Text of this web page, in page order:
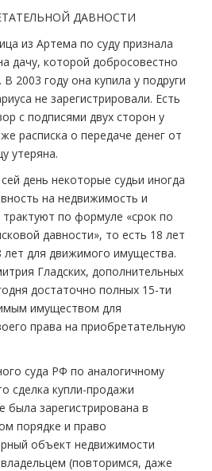
ДАВНОСТИ
из Артема по суду признала
дачу, которой добросовестно
2003 году она купила у подруги
не зарегистрировали. Есть
с подписями двух сторон у
расписка о передаче денег от
утеряна.
день некоторые судьи иногда
на недвижимость и
по формуле «срок по
давности», то есть 18 лет
для движимого имущества.
Гладских, дополнительных
достаточно полных 15-ти
имуществом для
права на приобретательную
суда РФ по аналогичному
сделка купли-продажи
была зарегистрирована в
порядке и право
объект недвижимости
(повторимся, даже